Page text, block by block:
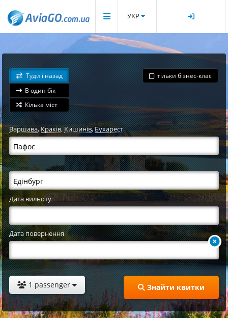
УКР
Туди і назад
В один бік
Кілька міст
тільки бізнес-клас
Варшава,Краків,Кишинів,Бухарест
Дата вильоту
Дата повернення
1 passenger Знайти квитки